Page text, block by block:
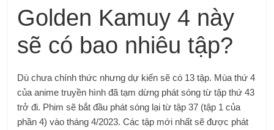
Golden Kamuy 4 này
sẽ có bao nhiêu tập?
Dù chưa chính thức nhưng dự kiến ​​sẽ có 13 tập. Mùa thứ 4
của anime truyền hình đã tạm dừng phát sóng từ tập thứ 43
trở đi. Phim sẽ bắt đầu phát sóng lại từ tập 37 (tập 1 của
phần 4) vào tháng 4/2023. Các tập mới nhất sẽ được phát